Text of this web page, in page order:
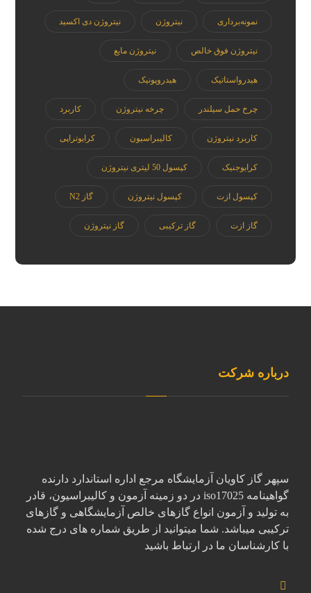
نمونه‌برداری نیتروژن نیتروژن دی اکسید
نیتروژن فوق خالص نیتروژن مایع
هیدرواستاتیک هیدروپونیک
چرخ حمل سیلندر چرخه نیتروژن کاربرد
کاربرد نیتروژن کالیبراسیون کرایوتراپی
کرایوجنیک کپسول 50 لیتری نیتروژن
کپسول ازت کپسول نیتروژن گاز N2
گاز ازت گاز ترکیبی گاز نیتروژن
درباره شرکت
سپهر گاز کاویان آزمایشگاه مرجع اداره استاندارد دارنده
گواهینامه iso17025 در دو زمینه آزمون و کالیبراسیون، قادر
به تولید و آزمون انواع گازهای خالص آزمایشگاهی و گازهای
ترکیبی میباشد. شما میتوانید از طریق شماره های درج شده
با کارشناسان ما در ارتباط باشید